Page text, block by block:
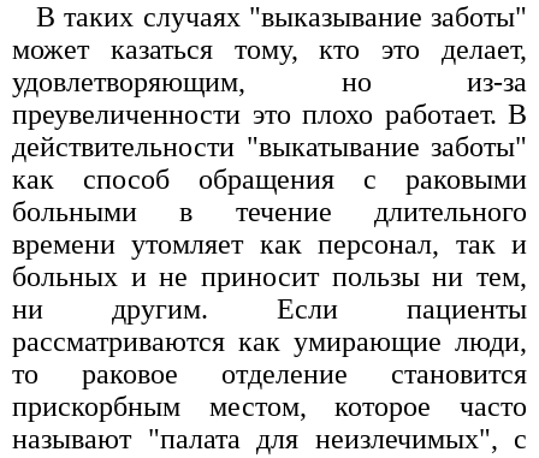
В таких случаях "выказывание заботы"
может казаться тому, кто это делает,
удовлетворяющим, но из-за
преувеличенности это плохо работает. В
действительности "выкатывание заботы"
как способ обращения с раковыми
больными в течение длительного
времени утомляет как персонал, так и
больных и не приносит пользы ни тем,
ни другим. Если пациенты
рассматриваются как умирающие люди,
то раковое отделение становится
прискорбным местом, которое часто
называют "палата для неизлечимых", с